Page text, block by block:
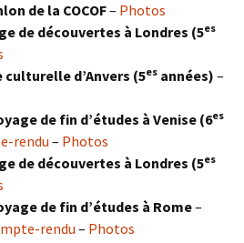
de la COCOF– Photos
de découvertes à Londres (5es
culturelle d’Anvers (5es années) –
de fin d’études à Venise (6es
rendu – Photos
de découvertes à Londres (5es
de fin d’études à Rome–
rendu – Photos